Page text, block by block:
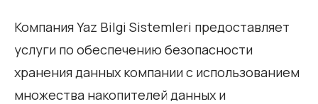
Компания Yaz Bilgi Sistemleri предоставляет
услуги по обеспечению безопасности
хранения данных компании с использованием
множества накопителей данных и